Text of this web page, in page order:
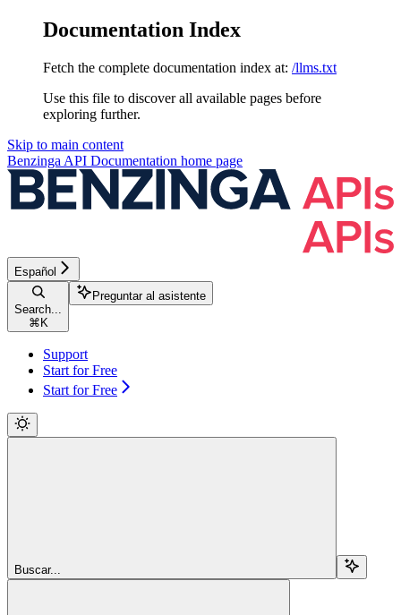
Documentation Index
Fetch the complete documentation index at: /llms.txt
Use this file to discover all available pages before
exploring further.
Skip to main content
Benzinga API Documentation home page
Español
Search...
⌘ K
Preguntar al asistente
Support
Start for Free
Start for Free
Buscar...